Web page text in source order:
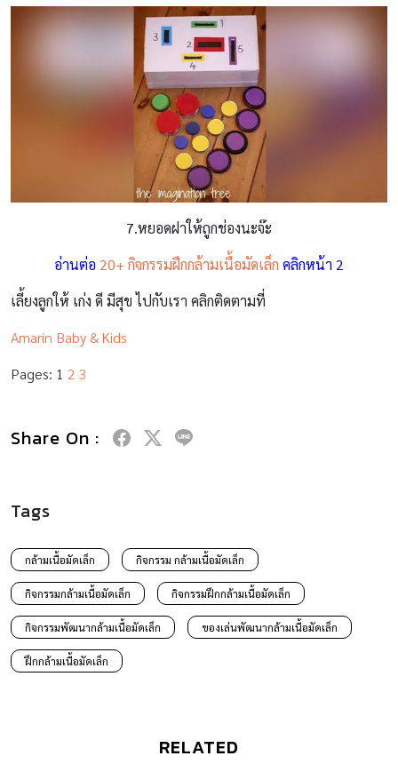
7.หยอดฝาให้ถูกช่องนะจ๊ะ
อ่านต่อ 20+ กิจกรรมฝึกกล้ามเนื้อมัดเล็ก คลิกหน้า 2
เลี้ยงลูกให้ เก่ง ดี มีสุข ไปกับเรา คลิกติดตามที่
Amarin Baby & Kids
Pages: 1 2 3
Share On :
Tags
กล้ามเนื้อมัดเล็ก กิจกรรม กล้ามเนื้อมัดเล็ก
กิจกรรมกล้ามเนื้อมัดเล็ก กิจกรรมฝึกกล้ามเนื้อมัดเล็ก
กิจกรรมพัฒนากล้ามเนื้อมัดเล็ก ของเล่นพัฒนากล้ามเนื้อมัดเล็ก
ฝึกกล้ามเนื้อมัดเล็ก
RELATED